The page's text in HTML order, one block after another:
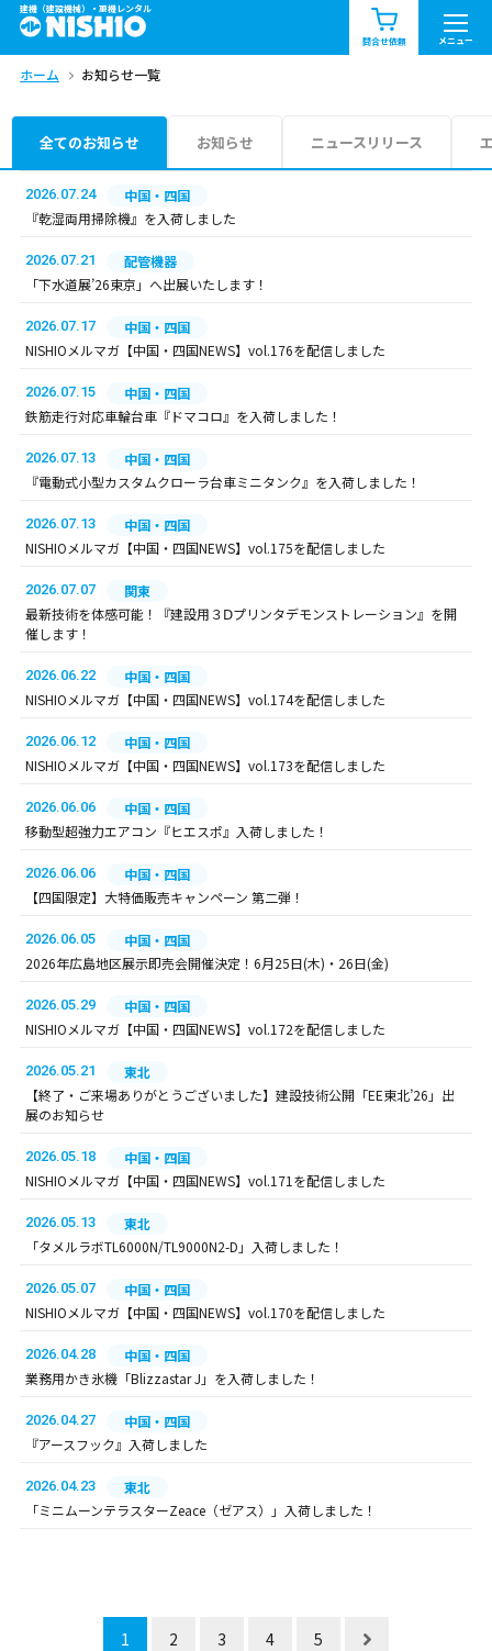
建機（建設機械）・重機レンタル
問合せ依頼 メニュー
商品一覧 お知らせ一覧
問合せ依頼リスト
エリア情報を見る
ホーム お知らせ一覧
全てのお知らせ お知らせ ニュースリリース
2026.07.24
中国・四国
『乾湿両用掃除機』を入荷しました
2026.07.21
配管機器
「下水道展’26東京」へ出展いたします！
2026.07.17
中国・四国
NISHIOメルマガ【中国・四国NEWS】vol.176を配信しました
2026.07.15
中国・四国
鉄筋走行対応車輪台車『ドマコロ』を入荷しました！
2026.07.13
中国・四国
『電動式小型カスタムクローラ台車ミニタンク』を入荷しました！
2026.07.13
中国・四国
NISHIOメルマガ【中国・四国NEWS】vol.175を配信しました
2026.07.07
関東
最新技術を体感可能！『建設用３Ⅾプリンタデモンストレーション』を開
催します！
2026.06.22
中国・四国
NISHIOメルマガ【中国・四国NEWS】vol.174を配信しました
2026.06.12
中国・四国
NISHIOメルマガ【中国・四国NEWS】vol.173を配信しました
2026.06.06
中国・四国
移動型超強力エアコン『ヒエスポ』入荷しました！
2026.06.06
中国・四国
【四国限定】大特価販売キャンペーン 第二弾！
2026.06.05
中国・四国
2026年広島地区展示即売会開催決定！6月25日(木)・26日(金)
2026.05.29
中国・四国
NISHIOメルマガ【中国・四国NEWS】vol.172を配信しました
2026.05.21
東北
【終了・ご来場ありがとうございました】建設技術公開「EE東北’26」出
展のお知らせ
2026.05.18
中国・四国
NISHIOメルマガ【中国・四国NEWS】vol.171を配信しました
2026.05.13
東北
「タメルラボTL6000N/TL9000N2-D」入荷しました！
2026.05.07
中国・四国
NISHIOメルマガ【中国・四国NEWS】vol.170を配信しました
2026.04.28
中国・四国
業務用かき氷機「Blizzastar J」を入荷しました！
2026.04.27
中国・四国
『アースフック』入荷しました
2026.04.23
東北
「ミニムーンテラスターZeace（ゼアス）」入荷しました！
1 2 3 4 5